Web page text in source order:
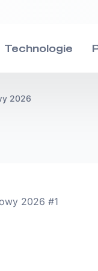
Technologie
2026